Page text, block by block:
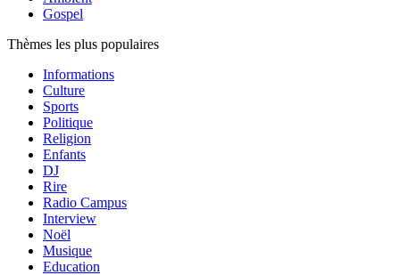
Gospel
Thèmes les plus populaires
Informations
Culture
Sports
Politique
Religion
Enfants
DJ
Rire
Radio Campus
Interview
Noël
Musique
Education